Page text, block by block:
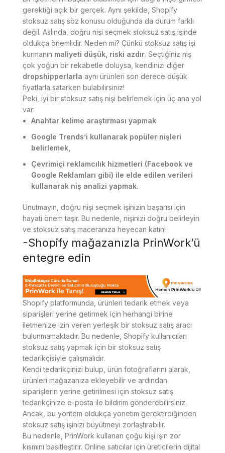
gerektiği açık bir gerçek. Aynı şekilde, Shopify
stoksuz satış söz konusu olduğunda da durum farklı
değil. Aslında, doğru nişi seçmek stoksuz satış işinde
oldukça önemlidir. Neden mi? Çünkü stoksuz satış işi
kurmanın maliyeti düşük, riski azdır. Seçtiğiniz niş
çok yoğun bir rekabetle doluysa, kendinizi diğer
dropshipperlarla aynı ürünleri son derece düşük
fiyatlarla satarken bulabilirsiniz!
Peki, iyi bir stoksuz satış nişi belirlemek için üç ana yol
var:
Anahtar kelime araştırması yapmak
Google Trends’i kullanarak popüler nişleri
belirlemek,
Çevrimiçi reklamcılık hizmetleri (Facebook ve
Google Reklamları gibi) ile elde edilen verileri
kullanarak niş analizi yapmak.
Unutmayın, doğru nişi seçmek işinizin başarısı için
hayati önem taşır. Bu nedenle, nişinizi doğru belirleyin
ve stoksuz satış maceranıza heyecan katın!
-Shopify mağazanızla PrinWork’ü
entegre edin
Shopify platformunda, ürünleri tedarik etmek veya
siparişleri yerine getirmek için herhangi birine
iletmenize izin veren yerleşik bir stoksuz satış aracı
bulunmamaktadır. Bu nedenle, Shopify kullanıcıları
stoksuz satış yapmak için bir stoksuz satış
tedarikçisiyle çalışmalıdır.
Kendi tedarikçinizi bulup, ürün fotoğraflarını alarak,
ürünleri mağazanıza ekleyebilir ve ardından
siparişlerin yerine getirilmesi için stoksuz satış
tedarikçinize e-posta ile bildirim gönderebilirsiniz.
Ancak, bu yöntem oldukça yönetim gerektirdiğinden
stoksuz satış işinizi büyütmeyi zorlaştırabilir.
Bu nedenle, PrinWork kullanan çoğu kişi işin zor
kısmını basitleştirir. Online satıcılar için üreticilerin dijital